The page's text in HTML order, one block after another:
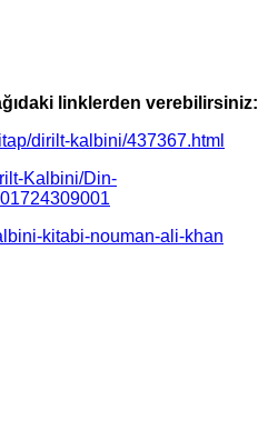
linklerden verebilirsiniz:
dirilt-kalbini/437367.html
Kalbini/Din-
kitabi-nouman-ali-khan